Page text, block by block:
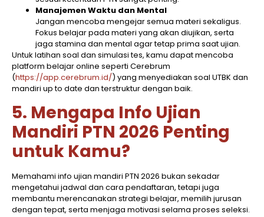
Manajemen Waktu dan Mental
Jangan mencoba mengejar semua materi sekaligus.
Fokus belajar pada materi yang akan diujikan, serta
jaga stamina dan mental agar tetap prima saat ujian.
Untuk latihan soal dan simulasi tes, kamu dapat mencoba
platform belajar online seperti Cerebrum
(https://app.cerebrum.id/) yang menyediakan soal UTBK dan
mandiri up to date dan terstruktur dengan baik.
5. Mengapa Info Ujian
Mandiri PTN 2026 Penting
untuk Kamu?
Memahami info ujian mandiri PTN 2026 bukan sekadar
mengetahui jadwal dan cara pendaftaran, tetapi juga
membantu merencanakan strategi belajar, memilih jurusan
dengan tepat, serta menjaga motivasi selama proses seleksi.